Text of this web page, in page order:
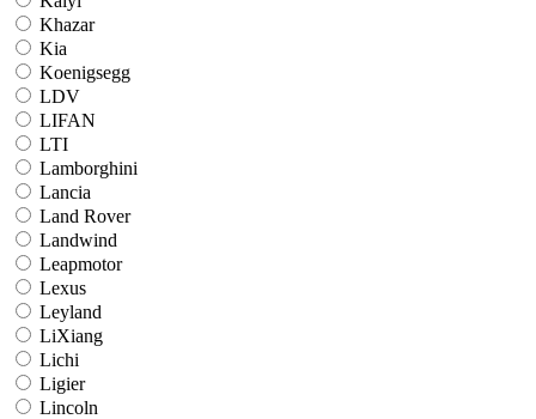
Khazar
Kia
Koenigsegg
LDV
LIFAN
LTI
Lamborghini
Lancia
Land Rover
Landwind
Leapmotor
Lexus
Leyland
LiXiang
Lichi
Ligier
Lincoln